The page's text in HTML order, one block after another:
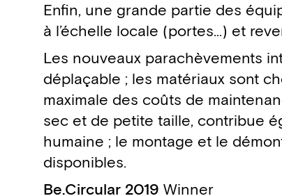
Enfin, une grande partie des
à l’échelle locale (portes…) et
Les nouveaux parachèvements
déplaçable ; les matériaux sont
maximale des coûts de
sec et de petite taille, contribue
humaine ; le montage et le
disponibles.
Be.Circular 2019 Winner